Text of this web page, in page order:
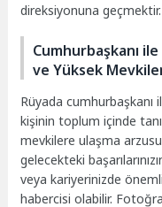
direksiyonuna geçmektir.
Cumhurbaşkanı
ve Yüksek
Rüyada
kişinin toplum içinde
mevkilere ulaşma
gelecekteki
veya kariyerinizde
habercisi olabilir.